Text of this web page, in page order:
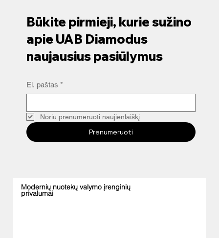
Būkite pirmieji, kurie sužino
apie UAB Diamodus
naujausius pasiūlymus
El. paštas *
Noriu prenumeruoti naujienlaiškį
Prenumeruoti
Modernių nuotekų valymo įrenginių
privalumai